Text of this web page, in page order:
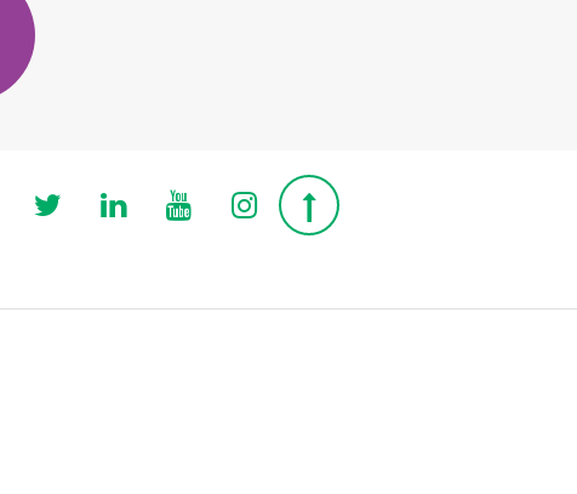
Follow us on Twitter
Follow us on Linkedin
Follow us on Youtube
Follow us on
Top page